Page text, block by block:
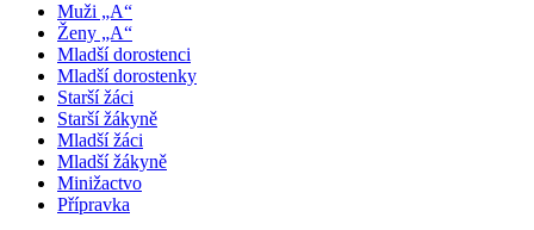
Muži „A“
Ženy „A“
Mladší dorostenci
Mladší dorostenky
Starší žáci
Starší žákyně
Mladší žáci
Mladší žákyně
Minižactvo
Přípravka